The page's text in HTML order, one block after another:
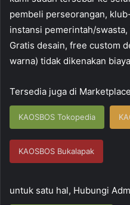
pembeli perseorangan,
instansi pemerintah/
Gratis desain, free custom
warna) tidak dikenakan
Tersedia juga di
KAOSBOS Tokopedia
KAOSBOS Bukalapak
untuk satu hal, Hubungi